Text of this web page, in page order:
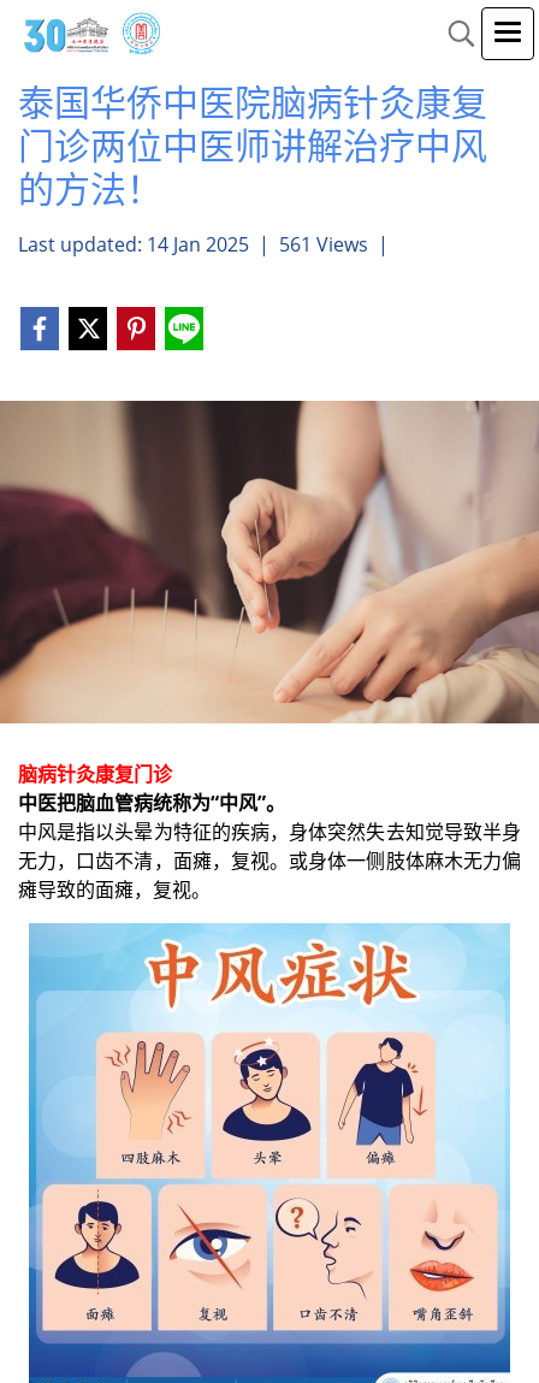
泰国华侨中医院脑病针灸康复
门诊两位中医师讲解治疗中风
的方法！
Last updated: 14 Jan 2025 | 561 Views |
脑病针灸康复门诊
中医把脑血管病统称为“中风”。
中风是指以头晕为特征的疾病，身体突然失去知觉导致半身
无力，口齿不清，面瘫，复视。或身体一侧肢体麻木无力偏
瘫导致的面瘫，复视。